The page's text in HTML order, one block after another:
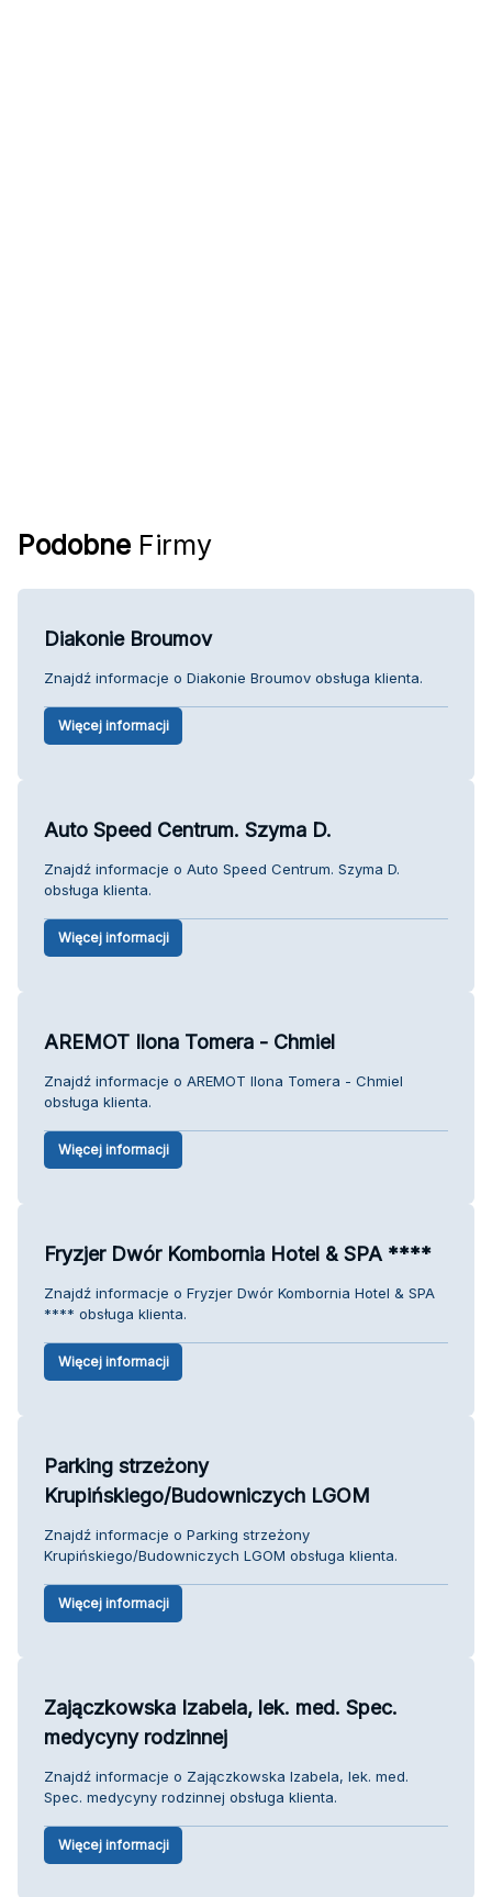
Podobne Firmy
Diakonie Broumov
Znajdź informacje o Diakonie Broumov obsługa klienta.
Więcej informacji
Auto Speed Centrum. Szyma D.
Znajdź informacje o Auto Speed Centrum. Szyma D.
obsługa klienta.
Więcej informacji
AREMOT Ilona Tomera - Chmiel
Znajdź informacje o AREMOT Ilona Tomera - Chmiel
obsługa klienta.
Więcej informacji
Fryzjer Dwór Kombornia Hotel & SPA ****
Znajdź informacje o Fryzjer Dwór Kombornia Hotel & SPA
**** obsługa klienta.
Więcej informacji
Parking strzeżony
Krupińskiego/Budowniczych LGOM
Znajdź informacje o Parking strzeżony
Krupińskiego/Budowniczych LGOM obsługa klienta.
Więcej informacji
Zajączkowska Izabela, lek. med. Spec.
medycyny rodzinnej
Znajdź informacje o Zajączkowska Izabela, lek. med.
Spec. medycyny rodzinnej obsługa klienta.
Więcej informacji